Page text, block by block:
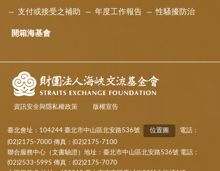
支付或接受之補助 年度工作報告 性騷擾防治
開箱海基會
資訊安全與隱私權政策 版權宣告
臺北會址：104244 臺北市中山區北安路536號 位置圖
電話：
(02)2175-7000 傳真：(02)2175-7100
聯合服務中心（文書驗證）地址：臺北市中山區北安路536號 電話：
(02)2533-5995 傳真：(02)2175-7070